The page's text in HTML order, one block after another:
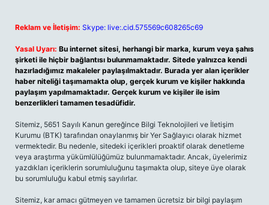
Reklam ve İletişim: Skype: live:.cid.575569c608265c69
Yasal Uyarı: Bu internet sitesi, herhangi bir marka, kurum veya şahıs
şirketi ile hiçbir bağlantısı bulunmamaktadır. Sitede yalnızca kendi
hazırladığımız makaleler paylaşılmaktadır. Burada yer alan içerikler
haber niteliği taşımamakta olup, gerçek kurum ve kişiler hakkında
paylaşım yapılmamaktadır. Gerçek kurum ve kişiler ile isim
benzerlikleri tamamen tesadüfidir.
Sitemiz, 5651 Sayılı Kanun gereğince Bilgi Teknolojileri ve İletişim
Kurumu (BTK) tarafından onaylanmış bir Yer Sağlayıcı olarak hizmet
vermektedir. Bu nedenle, sitedeki içerikleri proaktif olarak denetleme
veya araştırma yükümlülüğümüz bulunmamaktadır. Ancak, üyelerimiz
yazdıkları içeriklerin sorumluluğunu taşımakta olup, siteye üye olarak
bu sorumluluğu kabul etmiş sayılırlar.
Sitemiz, kar amacı gütmeyen ve tamamen ücretsiz bir bilgi paylaşım